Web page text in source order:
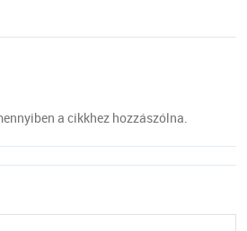
a cikkhez hozzászólna.